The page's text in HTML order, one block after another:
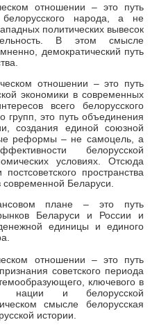
отношении – это путь
народа, а не
политических вывесок
В этом смысле
демократический путь
отношении – это путь
экономики в современных
всего белорусского
групп, это путь объединения
создания единой союзной
реформы – не самоцель, а
белорусской
условиях. Отсюда
пространства
современной Беларуси.
плане – это путь
Беларуси и России и
единицы и единого
отношении – это путь
советского периода
ключевого в
нации и белорусской
смысле белорусская
истории.